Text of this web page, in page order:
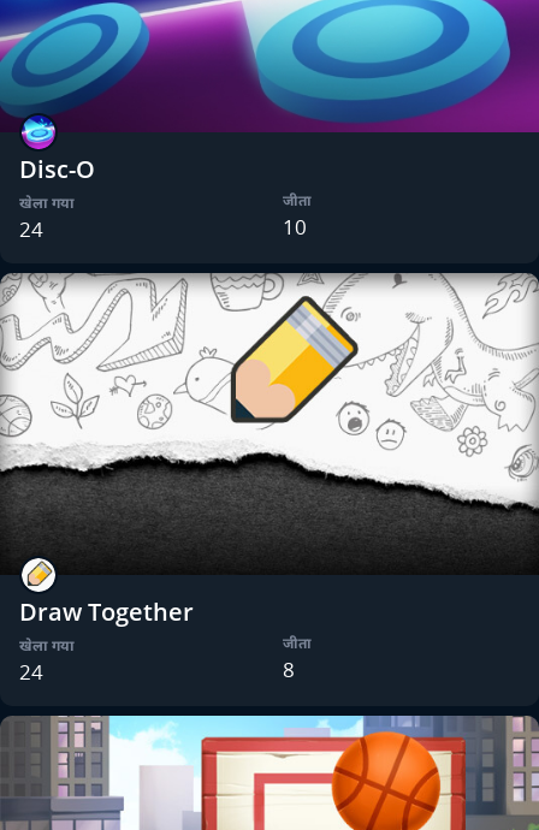
Disc-O
खेला गया
24
जीता
10
Draw Together
खेला गया
24
जीता
8